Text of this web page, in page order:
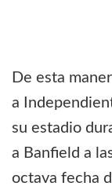
De esta
a
su estadio
a Banfield a
octava fecha